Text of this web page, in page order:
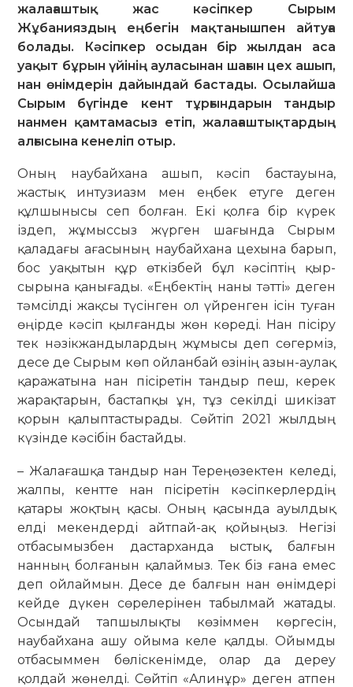
жалағаштық жас кәсіпкер Сырым
Жұбанияздың еңбегін мақтанышпен айтуға
болады. Кәсіпкер осыдан бір жылдан аса
уақыт бұрын үйінің ауласынан шағын цех ашып,
нан өнімдерін дайындай бастады. Осылайша
Сырым бүгінде кент тұрғындарын тандыр
нанмен қамтамасыз етіп, жалағаштықтардың
алғысына кенеліп отыр.
Оның наубайхана ашып, кәсіп бастауына,
жастық интузиазм мен еңбек етуге деген
құлшынысы сеп болған. Екі қолға бір күрек
іздеп, жұмыссыз жүрген шағында Сырым
қаладағы ағасының наубайхана цехына барып,
бос уақытын құр өткізбей бұл кәсіптің қыр-
сырына қанығады. «Еңбектің наны тәтті» деген
тәмсілді жақсы түсінген ол үйренген ісін туған
өңірде кәсіп қыл­ғанды жөн көреді. Нан пісіру
тек нәзікжандылардың жұмысы деп сө­гер­міз,
десе де Сырым көп ойлан­бай өзінің азын-аулақ
қара­жатына нан пісіретін тандыр пеш, керек
жа­рақ­тарын, бас­тапқы ұн, тұз секілді шикізат
қорын қалыптастырады. Сөйтіп 2021 жыл­дың
күзінде кәсібін бастайды.
– Жалағашқа тандыр нан Терең­өзектен келеді,
жалпы, кентте нан пісіретін кәсіпкерлердің
қатары жоқ­тың қасы. Оның қасында ауылдық
елді мекендерді айтпай-ақ қойыңыз. Негізі
отбасымызбен дас­тарханда ыстық, балғын
нанның бол­ғанын қалаймыз. Тек біз ғана емес
деп ойлаймын. Десе де балғын нан өнім­­дері
кейде дүкен сөрелерінен табыл­май жатады.
Осындай тап­шы­лықты көзіммен көргесін,
наубай­хана ашу ойыма келе қалды. Ойымды
от­басыммен бөліскенімде, олар да дереу
қолдай жөнелді. Сөйтіп «Али­нұр» деген атпен